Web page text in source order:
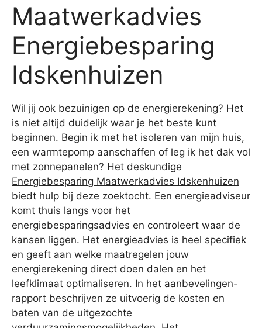
Maatwerkadvies
Energiebesparing
Idskenhuizen
Wil jij ook bezuinigen op de energierekening? Het
is niet altijd duidelijk waar je het beste kunt
beginnen. Begin ik met het isoleren van mijn huis,
een warmtepomp aanschaffen of leg ik het dak vol
met zonnepanelen? Het deskundige
Energiebesparing Maatwerkadvies Idskenhuizen
biedt hulp bij deze zoektocht. Een energieadviseur
komt thuis langs voor het
energiebesparingsadvies en controleert waar de
kansen liggen. Het energieadvies is heel specifiek
en geeft aan welke maatregelen jouw
energierekening direct doen dalen en het
leefklimaat optimaliseren. In het aanbevelingen-
rapport beschrijven ze uitvoerig de kosten en
baten van de uitgezochte